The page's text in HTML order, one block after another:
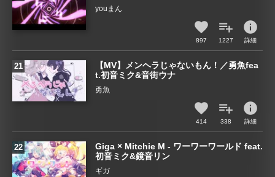
youまん
897 1227
info
詳細
【MV】メンヘラじゃないもん！／勇魚fea
t.初音ミク&音街ウナ
勇魚
414 338
info
詳細
Giga × Mitchie M - ワーワーワールド feat.
初音ミク&鏡音リン
ギガ